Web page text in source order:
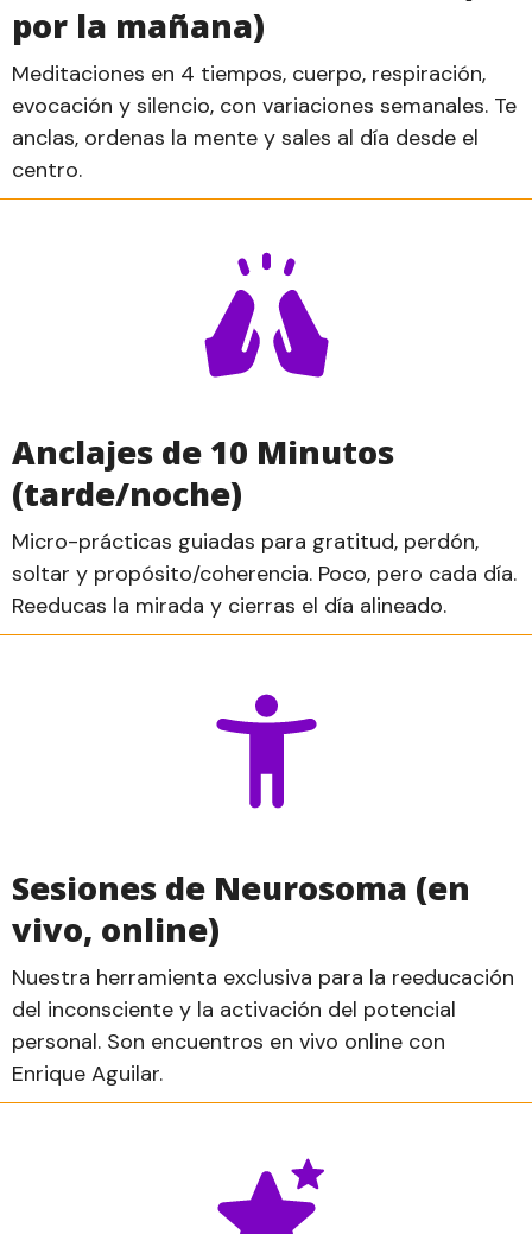
por la mañana)
Meditaciones en 4 tiempos, cuerpo, respiración,
evocación y silencio, con variaciones semanales. Te
anclas, ordenas la mente y sales al día desde el
centro.
Anclajes de 10 Minutos
(tarde/noche)
Micro-prácticas guiadas para gratitud, perdón,
soltar y propósito/coherencia. Poco, pero cada día.
Reeducas la mirada y cierras el día alineado.
Sesiones de Neurosoma (en
vivo, online)
Nuestra herramienta exclusiva para la reeducación
del inconsciente y la activación del potencial
personal. Son encuentros en vivo online con
Enrique Aguilar.